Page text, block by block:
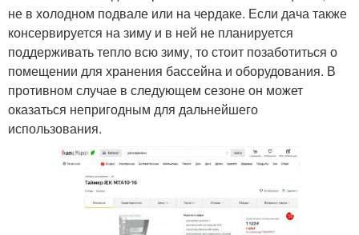
не в холодном подвале или на чердаке. Если дача также
консервируется на зиму и в ней не планируется
поддерживать тепло всю зиму, то стоит позаботиться о
помещении для хранения бассейна и оборудования. В
противном случае в следующем сезоне он может
оказаться непригодным для дальнейшего
использования.